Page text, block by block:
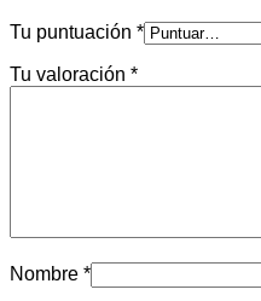
Tu puntuación *
Tu valoración *
Nombre *